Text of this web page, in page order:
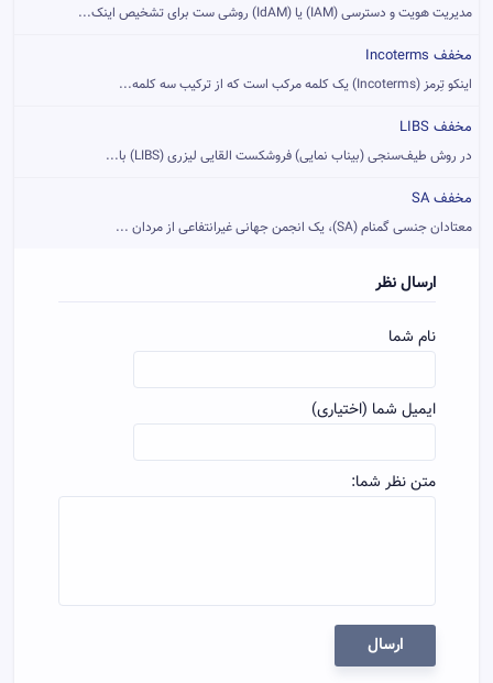
مدیریت هویت و دسترسی (IAM) یا (IdAM) روشی ست برای تشخیص اینک...
مخفف Incoterms
اینکو تِرمز (Incoterms) یک کلمه مرکب است که از ترکیب سه کلمه...
مخفف LIBS
در روش طیف‌سنجی (بیناب نمایی) فروشکست القایی لیزری (LIBS) با...
مخفف SA
معتادان جنسی گمنام (SA)، یک انجمن جهانی غیرانتفاعی از مردان ...
ارسال نظر
نام شما
ایمیل شما (اختیاری)
متن نظر شما:
ارسال